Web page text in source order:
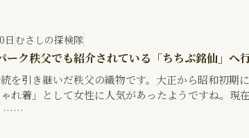
日 むさしの探検隊
ーク秩父でも紹介されている「ちちぶ銘仙」へ
を引き継いだ秩父の織物です。大正から昭和初期
ゃれ着」として女性に人気があったようですね。
……